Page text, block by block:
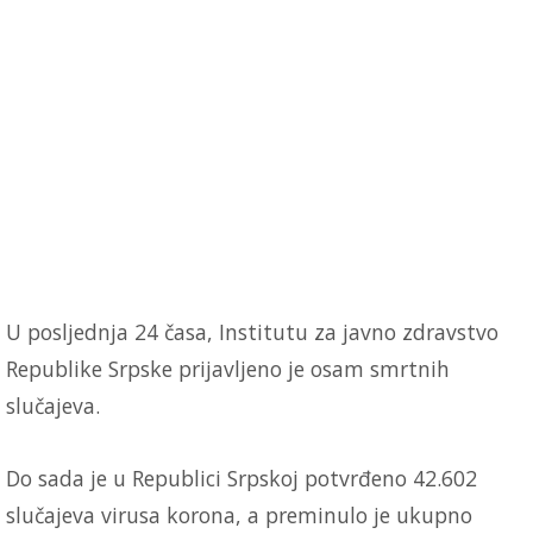
U posljednja 24 časa, Institutu za javno zdravstvo
Republike Srpske prijavljeno je osam smrtnih
slučajeva.
Do sada je u Republici Srpskoj potvrđeno 42.602
slučajeva virusa korona, a preminulo je ukupno